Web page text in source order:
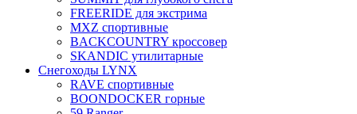
FREERIDE для экстрима
MXZ cпортивные
BACKCOUNTRY кроссовер
SKANDIC утилитарные
Снегоходы LYNX
RAVE спортивные
BOONDOCKER горные